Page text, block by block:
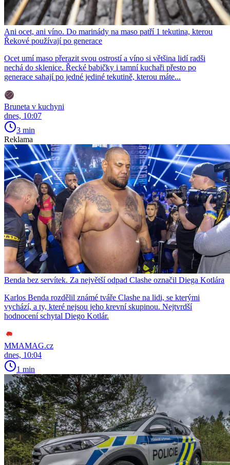
Ani ocet, ani víno. Do marinády na maso patří 1 tekutina, kterou
Řekové používají po generace
Ocet umí maso přerazit svou ostrostí a víno si většina lidí radši
nechá do sklenice. Řecké babičky i tamní kuchaři přesto po
generace sahají po jedné jediné tekutině, kterou máte...
Bruneta v kuchyni
dnes, 10:07
3 min
Reklama
Benda bez servítek. Za největší odpad Clashe označil Diega Kotlára
Karlos Benda rozdělil známé tváře Clashe na lidi, se kterými
vychází, a ty, které nejsou jeho krevní skupinou. Nejtvrdší
hodnocení schytal Diego Kotlár.
MMAMAG.cz
dnes, 10:04
1 min